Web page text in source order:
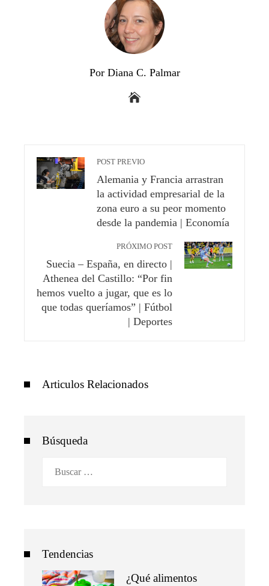
Por Diana C. Palmar
POST PREVIO
Alemania y Francia arrastran
la actividad empresarial de la
zona euro a su peor momento
desde la pandemia | Economía
PRÓXIMO POST
Suecia – España, en directo |
Athenea del Castillo: “Por fin
hemos vuelto a jugar, que es lo
que todas queríamos” | Fútbol
| Deportes
Articulos Relacionados
Búsqueda
Tendencias
¿Qué alimentos